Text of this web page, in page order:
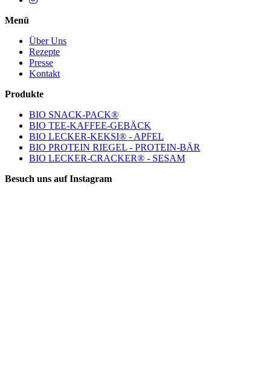
Menü
Über Uns
Rezepte
Presse
Kontakt
Produkte
BIO SNACK-PACK®
BIO TEE-KAFFEE-GEBÄCK
BIO LECKER-KEKSI® - APFEL
BIO PROTEIN RIEGEL - PROTEIN-BÄR
BIO LECKER-CRACKER® - SESAM
Besuch uns auf Instagram